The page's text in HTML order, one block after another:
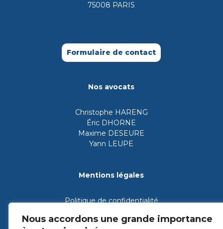
Nous accordons une grande importance
75008 PARIS
Formulaire de contact
Nos avocats
Christophe HARENG
Éric DHORNE
Maxime DESEURE
Yann LEUPE
Mentions légales
Politique de confidentialité